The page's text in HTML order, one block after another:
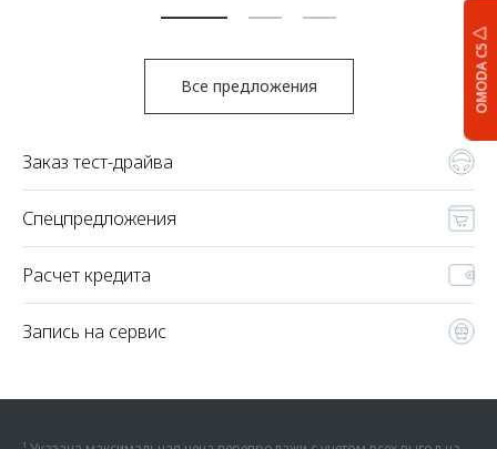
OMODA C5
Все предложения
Заказ тест-драйва
Спецпредложения
Расчет кредита
Запись на сервис